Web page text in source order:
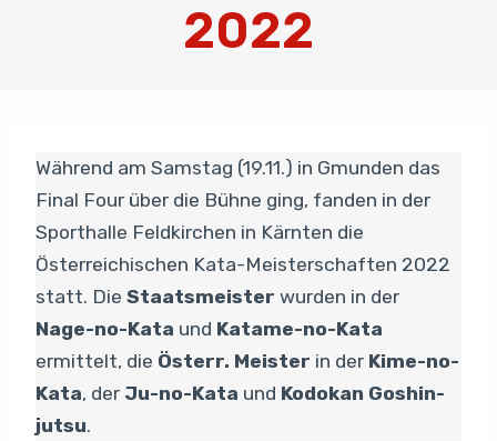
2022
Während am Samstag (19.11.) in Gmunden das
Final Four über die Bühne ging, fanden in der
Sporthalle Feldkirchen in Kärnten die
Österreichischen Kata-Meisterschaften 2022
statt. Die Staatsmeister wurden in der
Nage-no-Kata und Katame-no-Kata
ermittelt, die Österr. Meister in der Kime-no-
Kata, der Ju-no-Kata und Kodokan Goshin-
jutsu.